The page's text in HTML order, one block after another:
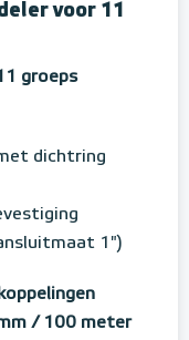
voor 11
groeps
dichtring
1")
/ 100 meter